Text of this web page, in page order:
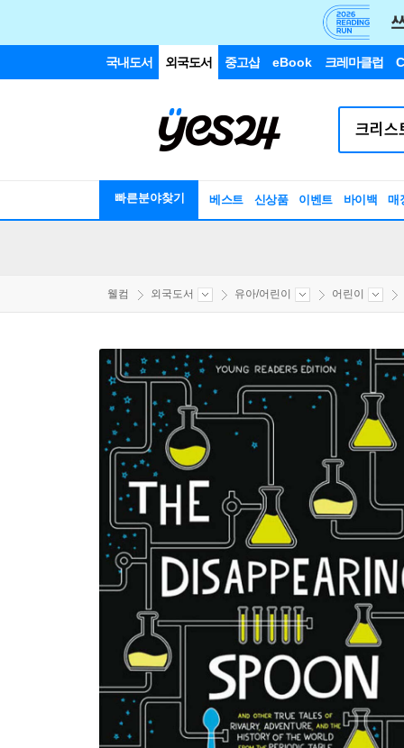
국내도서 외국도서 중고샵 eBook 크레마클럽
빠른분야찾기 베스트 신상품 이벤트 바이백 매
웰컴 외국도서 유아/어린이 어린이